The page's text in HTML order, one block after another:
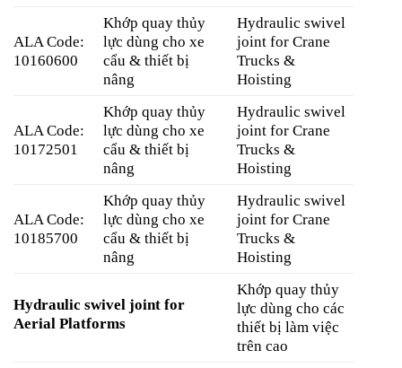
ALA Code:
10160600
Khớp quay thủy
lực dùng cho xe
cẩu & thiết bị
nâng
Hydraulic swivel
joint for Crane
Trucks &
Hoisting
ALA Code:
10172501
Khớp quay thủy
lực dùng cho xe
cẩu & thiết bị
nâng
Hydraulic swivel
joint for Crane
Trucks &
Hoisting
ALA Code:
10185700
Khớp quay thủy
lực dùng cho xe
cẩu & thiết bị
nâng
Hydraulic swivel
joint for Crane
Trucks &
Hoisting
Hydraulic swivel joint for
Aerial Platforms
Khớp quay thủy
lực dùng cho các
thiết bị làm việc
trên cao